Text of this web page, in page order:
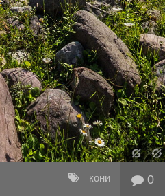
кони 0